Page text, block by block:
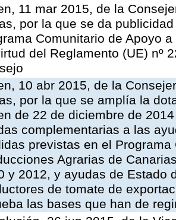
11 mar 2015, de la
por la que se da
Comunitario de Apoyo
del Reglamento (UE) nº
10 abr 2015, de la
por la que se amplía la
de 22 de diciembre de
complementarias a las
previstas en el
Agrarias de
y 2012, y ayudas de Estado
de tomate de
las bases que han de